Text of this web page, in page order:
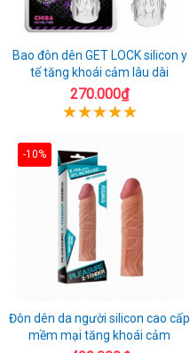
Bao đôn dên GET LOCK silicon y
tế tăng khoái cảm lâu dài
270.000₫
-10%
Đôn dên da người silicon cao cấp
mềm mại tăng khoái cảm